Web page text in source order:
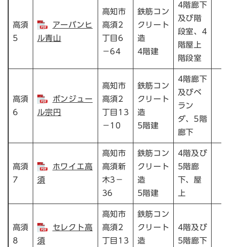
高須
5
アーバンヒ
ル青山
高知市
高須2
丁目6
－64
鉄筋コン
クリート
造
4階建
4階廊下
及び階
段室、4
階屋上
階段室
高須
6
ボンジュー
ル宗円
高知市
高須2
丁目13
－10
鉄筋コン
クリート
造
5階建
4階廊下
及びベ
ラン
ダ、5階
廊下
高須
7
ホワイエ高
須
高知市
高須新
木3－
36
鉄筋コン
クリート
造
5階建
4階及び
5階廊
下、屋
上
高須
8
セレクト高
須
高知市
高須2
丁目13
鉄筋コン
クリート
造
4階及び
5階廊下